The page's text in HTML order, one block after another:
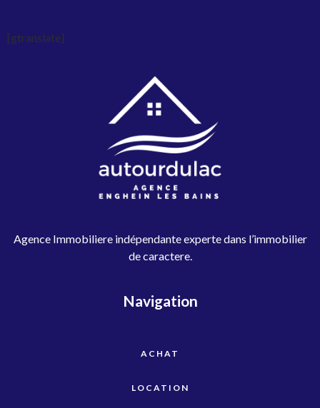
[gtranslate]
Agence Immobiliere indépendante experte dans l’immobilier
de caractere.
Navigation
ACHAT
LOCATION